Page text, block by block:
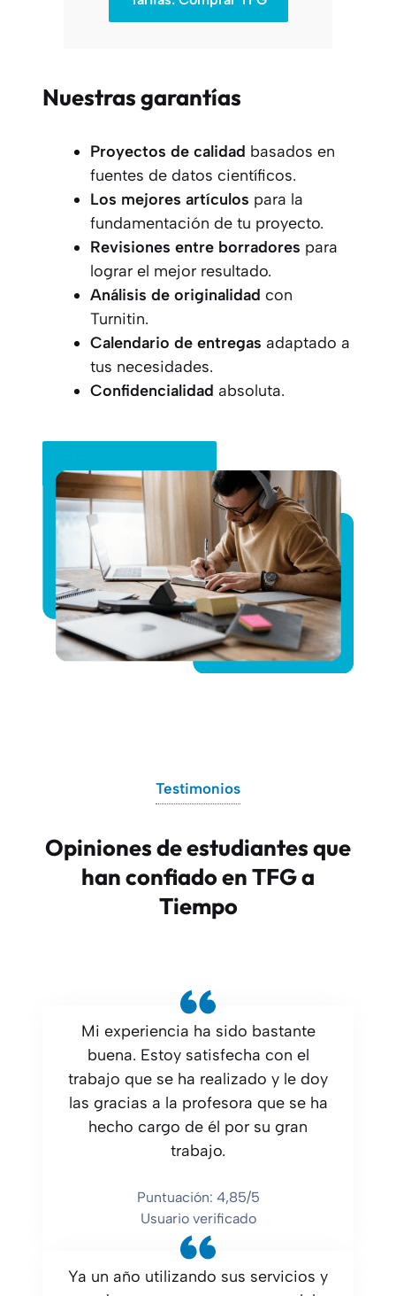
Nuestras garantías
Proyectos de calidad basados en
fuentes de datos científicos.
Los mejores artículos para la
fundamentación de tu proyecto.
Revisiones entre borradores para
lograr el mejor resultado.
Análisis de originalidad con
Turnitin.
Calendario de entregas adaptado a
tus necesidades.
Confidencialidad absoluta.
Pide tu presupuesto
Testimonios
Opiniones de estudiantes que
han confiado en TFG a
Tiempo
Mi experiencia ha sido bastante
buena. Estoy satisfecha con el
trabajo que se ha realizado y le doy
las gracias a la profesora que se ha
hecho cargo de él por su gran
trabajo.
Puntuación: 4,85/5
Usuario verificado
Ya un año utilizando sus servicios y